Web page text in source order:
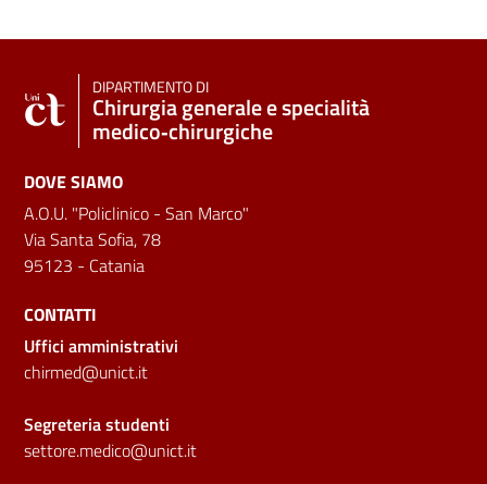
DIPARTIMENTO DI
Chirurgia generale e specialità
medico‑chirurgiche
DOVE SIAMO
A.O.U. "Policlinico - San Marco"
Via Santa Sofia, 78
95123 - Catania
CONTATTI
Uffici amministrativi
chirmed@unict.it
Segreteria studenti
settore.medico@unict.it